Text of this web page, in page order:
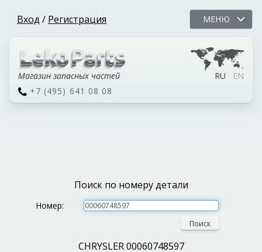
Вход / Регистрация МЕНЮ
Магазин запасных частей RU
EN
+7 (495) 641 08 08
Поиск по номеру детали
Номер:
Поиск
CHRYSLER 00060748597